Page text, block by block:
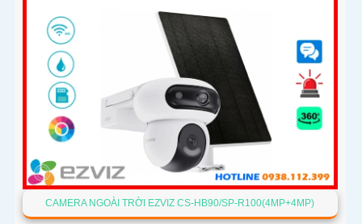
CAMERA NGOÀI TRỜI EZVIZ CS-HB90/SP-R100(4MP+4MP)